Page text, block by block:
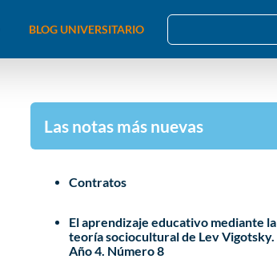
BLOG UNIVERSITARIO
Las notas más nuevas
Contratos
El aprendizaje educativo mediante la
teoría sociocultural de Lev Vigotsky.
Año 4. Número 8